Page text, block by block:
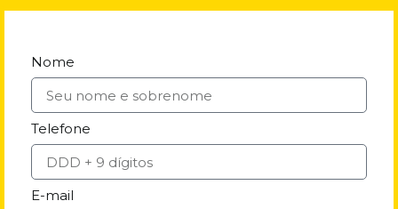
Nome
Telefone
E-mail